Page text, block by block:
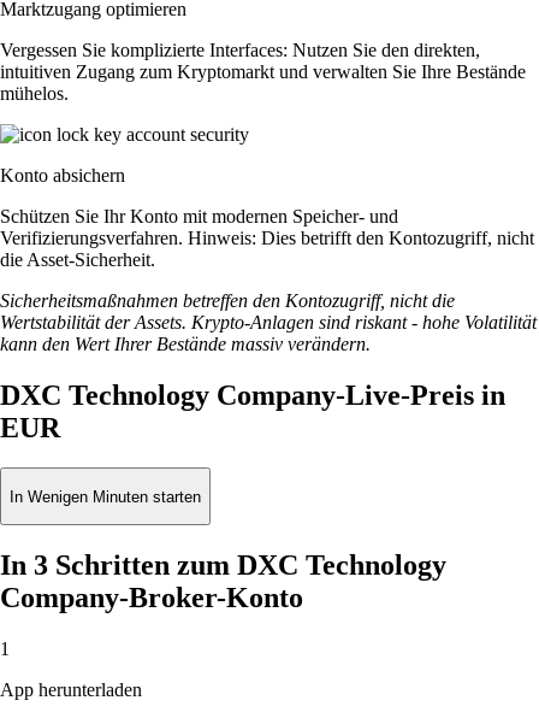
Marktzugang optimieren
Vergessen Sie komplizierte Interfaces: Nutzen Sie den direkten,
intuitiven Zugang zum Kryptomarkt und verwalten Sie Ihre Bestände
mühelos.
Konto absichern
Schützen Sie Ihr Konto mit modernen Speicher- und
Verifizierungsverfahren. Hinweis: Dies betrifft den Kontozugriff, nicht
die Asset-Sicherheit.
Sicherheitsmaßnahmen betreffen den Kontozugriff, nicht die
Wertstabilität der Assets. Krypto-Anlagen sind riskant - hohe Volatilität
kann den Wert Ihrer Bestände massiv verändern.
DXC Technology Company-Live-Preis in
EUR
In Wenigen Minuten starten
In 3 Schritten zum DXC Technology
Company-Broker-Konto
1
App herunterladen